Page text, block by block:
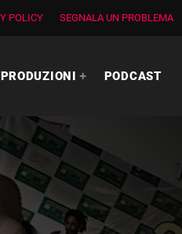
POLICY SEGNALA UN PROBLEMA
PRODUZIONI PODCAST